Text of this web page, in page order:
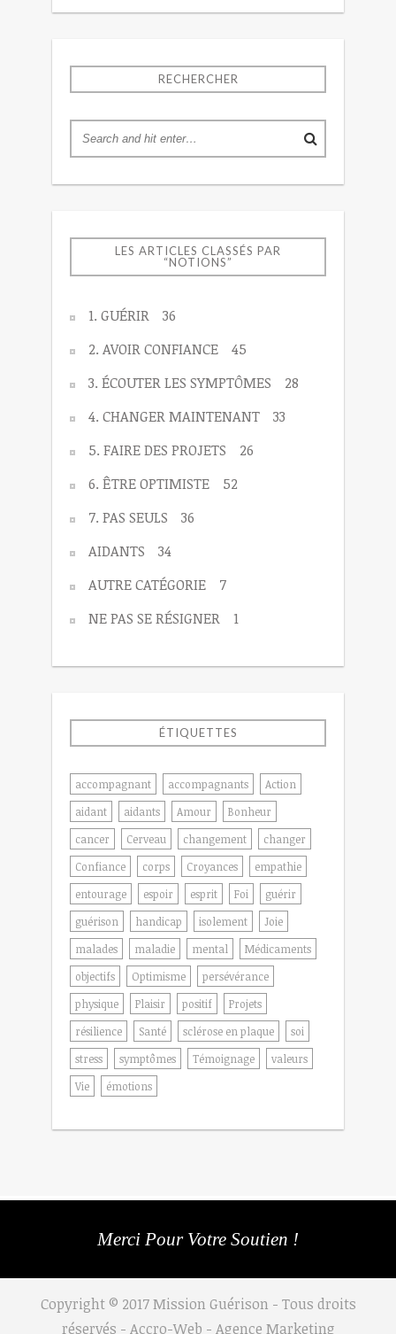
RECHERCHER
LES ARTICLES CLASSÉS PAR
“NOTIONS”
1. GUÉRIR
36
2. AVOIR CONFIANCE
45
3. ÉCOUTER LES SYMPTÔMES
28
4. CHANGER MAINTENANT
33
5. FAIRE DES PROJETS
26
6. ÊTRE OPTIMISTE
52
7. PAS SEULS
36
AIDANTS
34
AUTRE CATÉGORIE
7
NE PAS SE RÉSIGNER
1
ÉTIQUETTES
accompagnant accompagnants
Action
aidant
aidants Amour
Bonheur
cancer
Cerveau changement
changer
Confiance
corps Croyances
empathie
entourage
espoir esprit Foi
guérir
guérison
handicap isolement
Joie
malades
maladie mental
Médicaments
objectifs
Optimisme
persévérance
physique
Plaisir positif
Projets
résilience
Santé sclérose en plaque
soi
stress
symptômes Témoignage
valeurs
Vie
émotions
Merci Pour Votre Soutien !
Copyright © 2017 Mission Guérison - Tous droits
réservés - Accro-Web - Agence Marketing